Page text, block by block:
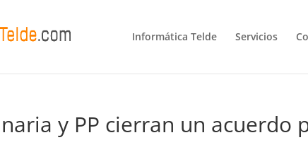
Informática Telde Servicios
y PP cierran un acuerdo